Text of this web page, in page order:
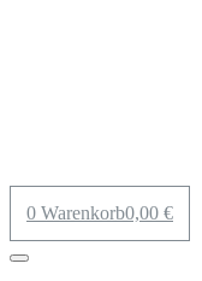
0,00 €
0 Warenkorb